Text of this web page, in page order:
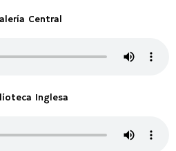
Central
Inglesa